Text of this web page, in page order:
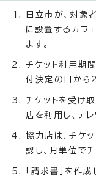
日立市が、対象
に設置するカフ
ます。
チケット利用期
付決定の日から2
チケットを受け
店を利用し、テ
協力店は、チケ
認し、月単位で
「請求書」を作成